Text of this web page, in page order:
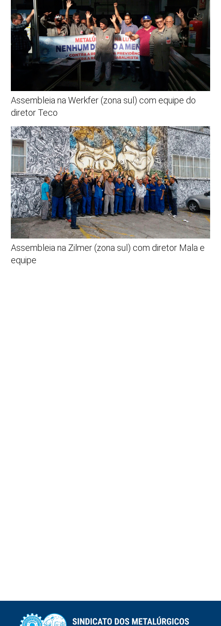
Assembleia na Werkfer (zona sul) com equipe do
diretor Teco
Assembleia na Zilmer (zona sul) com diretor Mala e
equipe